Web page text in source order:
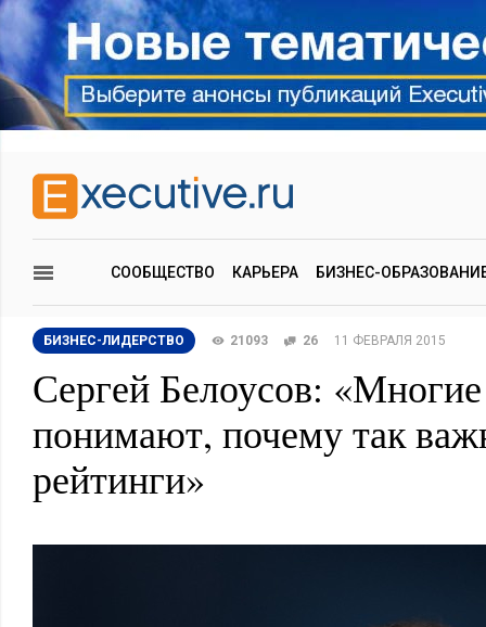
СООБЩЕСТВО КАРЬЕРА БИЗНЕС-
БИЗНЕС-ЛИДЕРСТВО 21093 26 11 ФЕВРАЛЯ 2015
Сергей Белоусов:
понимают, почему так
рейтинги»